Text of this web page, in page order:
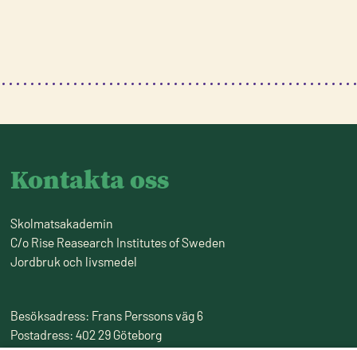
Kontakta oss
Skolmatsakademin
C/o Rise Reasearch Institutes of Sweden
Jordbruk och livsmedel
Besöksadress: Frans Perssons väg 6
Postadress: 402 29 Göteborg